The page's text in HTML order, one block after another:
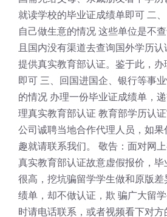
就读学校的毕业证成绩单即可 二、
自己做生意的情况 这些单位是不
且国内没有渠道去查询国外学历
提供真实教育部认证。鉴于此，
即可 三、回国进国企、银行等事
的情况 办理一份毕业证成绩单，
理真实教育部认证 教育部学历认
公司诚聘当地合作代理人员，如
趣就请联系我们。 敬告：面对网
真实教育部认证故意虚假报价，
很高，挖坑骗留学学生做和原版
绩单，却不做认证，欺 骗广大留
时请电话联系，或者视频看下对